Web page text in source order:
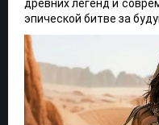
древних легенд и
эпической битве за